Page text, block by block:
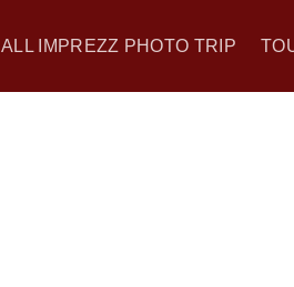
ALL IMPREZZ PHOTO TRIP